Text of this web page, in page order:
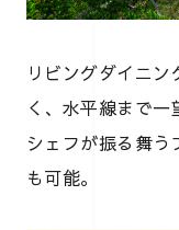
リビングダイニ
く、水平線まで一
シェフが振る舞う
も可能。